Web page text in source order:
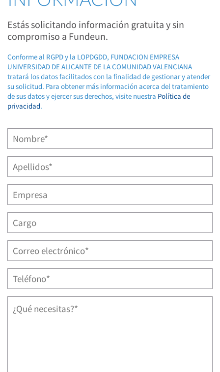
Estás solicitando información gratuita y sin
compromiso a Fundeun.
Conforme al RGPD y la LOPDGDD, FUNDACION EMPRESA
UNIVERSIDAD DE ALICANTE DE LA COMUNIDAD VALENCIANA
tratará los datos facilitados con la finalidad de gestionar y atender
su solicitud. Para obtener más información acerca del tratamiento
de sus datos y ejercer sus derechos, visite nuestra Política de
privacidad.